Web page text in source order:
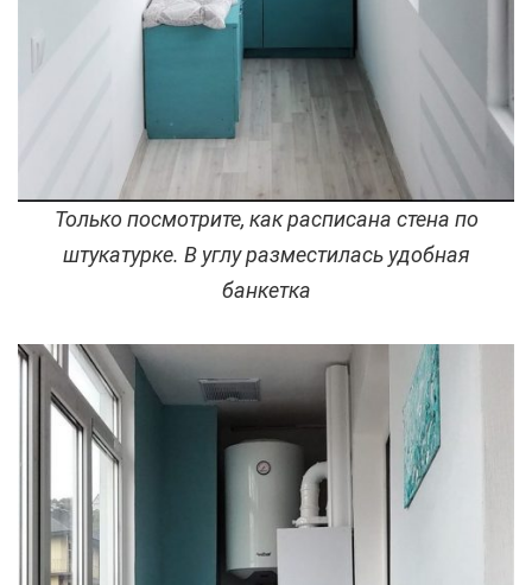
Только посмотрите, как расписана стена по
штукатурке. В углу разместилась удобная
банкетка